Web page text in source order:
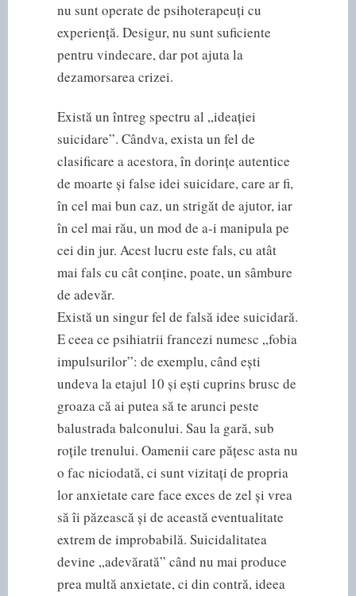
nu sunt operate de psihoterapeuți cu
experiență. Desigur, nu sunt suficiente
pentru vindecare, dar pot ajuta la
dezamorsarea crizei.
Există un întreg spectru al „ideației
suicidare”. Cândva, exista un fel de
clasificare a acestora, în dorințe autentice
de moarte și false idei suicidare, care ar fi,
în cel mai bun caz, un strigăt de ajutor, iar
în cel mai rău, un mod de a-i manipula pe
cei din jur. Acest lucru este fals, cu atât
mai fals cu cât conține, poate, un sâmbure
de adevăr.
Există un singur fel de falsă idee suicidară.
E ceea ce psihiatrii francezi numesc „fobia
impulsurilor”: de exemplu, când ești
undeva la etajul 10 și ești cuprins brusc de
groaza că ai putea să te arunci peste
balustrada balconului. Sau la gară, sub
roțile trenului. Oamenii care pățesc asta nu
o fac niciodată, ci sunt vizitați de propria
lor anxietate care face exces de zel și vrea
să îi păzească și de această eventualitate
extrem de improbabilă. Suicidalitatea
devine „adevărată” când nu mai produce
prea multă anxietate, ci din contră, ideea